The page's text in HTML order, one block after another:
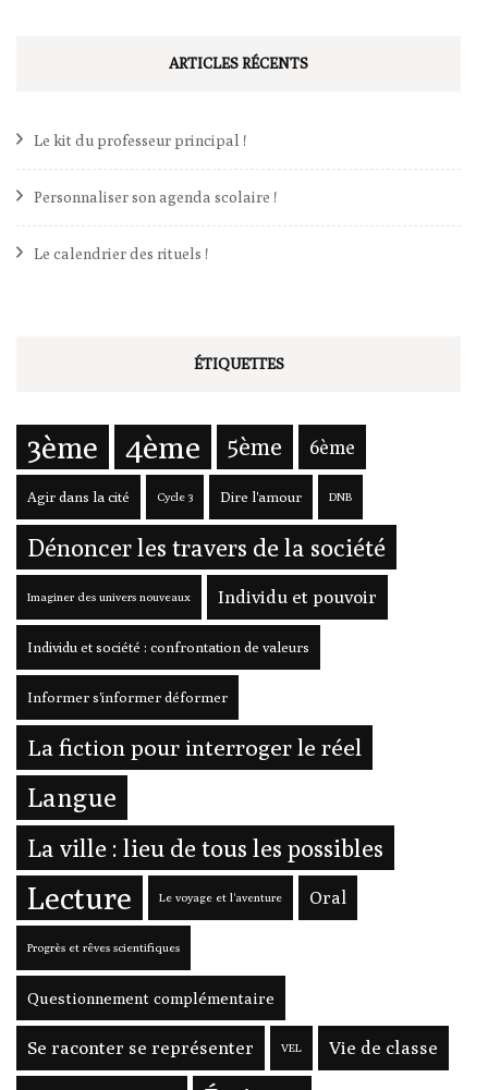
ARTICLES RÉCENTS
Le kit du professeur principal !
Personnaliser son agenda scolaire !
Le calendrier des rituels !
ÉTIQUETTES
3ème 4ème 5ème 6ème
Agir dans la cité Cycle 3 Dire l'amour DNB
Dénoncer les travers de la société
Imaginer des univers nouveaux Individu et pouvoir
Individu et société : confrontation de valeurs
Informer s'informer déformer
La fiction pour interroger le réel
Langue
La ville : lieu de tous les possibles
Lecture Le voyage et l'aventure Oral
Progrès et rêves scientifiques
Questionnement complémentaire
Se raconter se représenter VEL Vie de classe